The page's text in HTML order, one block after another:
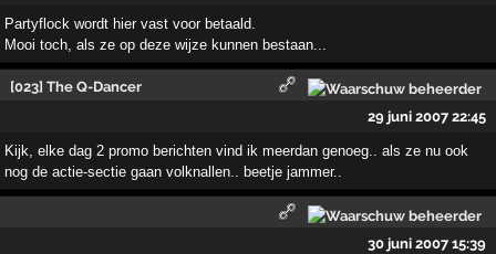
Partyflock wordt hier vast voor betaald.
Mooi toch, als ze op deze wijze kunnen bestaan...
[023] The Q-Dancer
29 juni 2007 22:45
Kijk, elke dag 2 promo berichten vind ik meerdan genoeg.. als ze nu ook
nog de actie-sectie gaan volknallen.. beetje jammer..
30 juni 2007 15:39